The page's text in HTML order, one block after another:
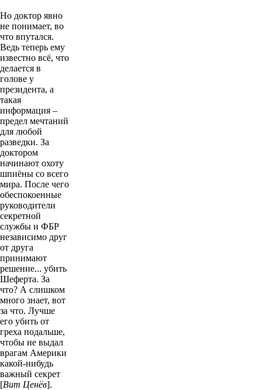
Но доктор явно
не понимает, во
что впутался.
Ведь теперь ему
известно всё, что
делается в
голове у
президента, а
такая
информация –
предел мечтаний
для любой
разведки. За
доктором
начинают охоту
шпиёны со всего
мира. После чего
обеспокоенные
руководители
секретной
службы и ФБР
независимо друг
от друга
принимают
решение... убить
Шеферта. За
что? А слишком
много знает, вот
за что. Лучше
его убить от
греха подальше,
чтобы не выдал
врагам Америки
какой-нибудь
важный секрет
[Вит Ценёв].